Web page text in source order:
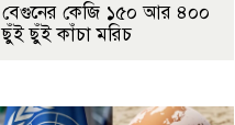
বেগুনের কেজি ১৫০ আর ৪০০
ছুঁই ছুঁই কাঁচা মরিচ